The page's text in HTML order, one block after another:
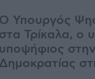
Ο Υπουργός
στα Τρίκαλα, ο
υποψήφιος
Δημοκρατίας